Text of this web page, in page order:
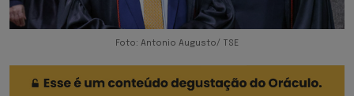
Foto: Antonio Augusto/ TSE